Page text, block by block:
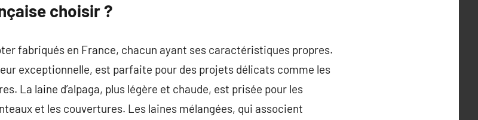
choisir ?
fabriqués en France, chacun ayant ses caractéristiques propres.
exceptionnelle, est parfaite pour des projets délicats comme les
La laine d’alpaga, plus légère et chaude, est prisée pour les
et les couvertures. Les laines mélangées, qui associent